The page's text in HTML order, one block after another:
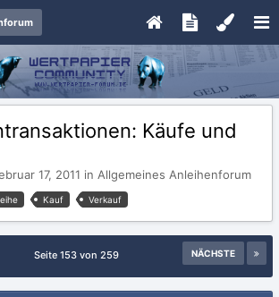
Käufe und
17, 2011 in Allgemeines Anleihenforum
Kauf Verkauf
NÄCHSTE
Seite 153 von 259